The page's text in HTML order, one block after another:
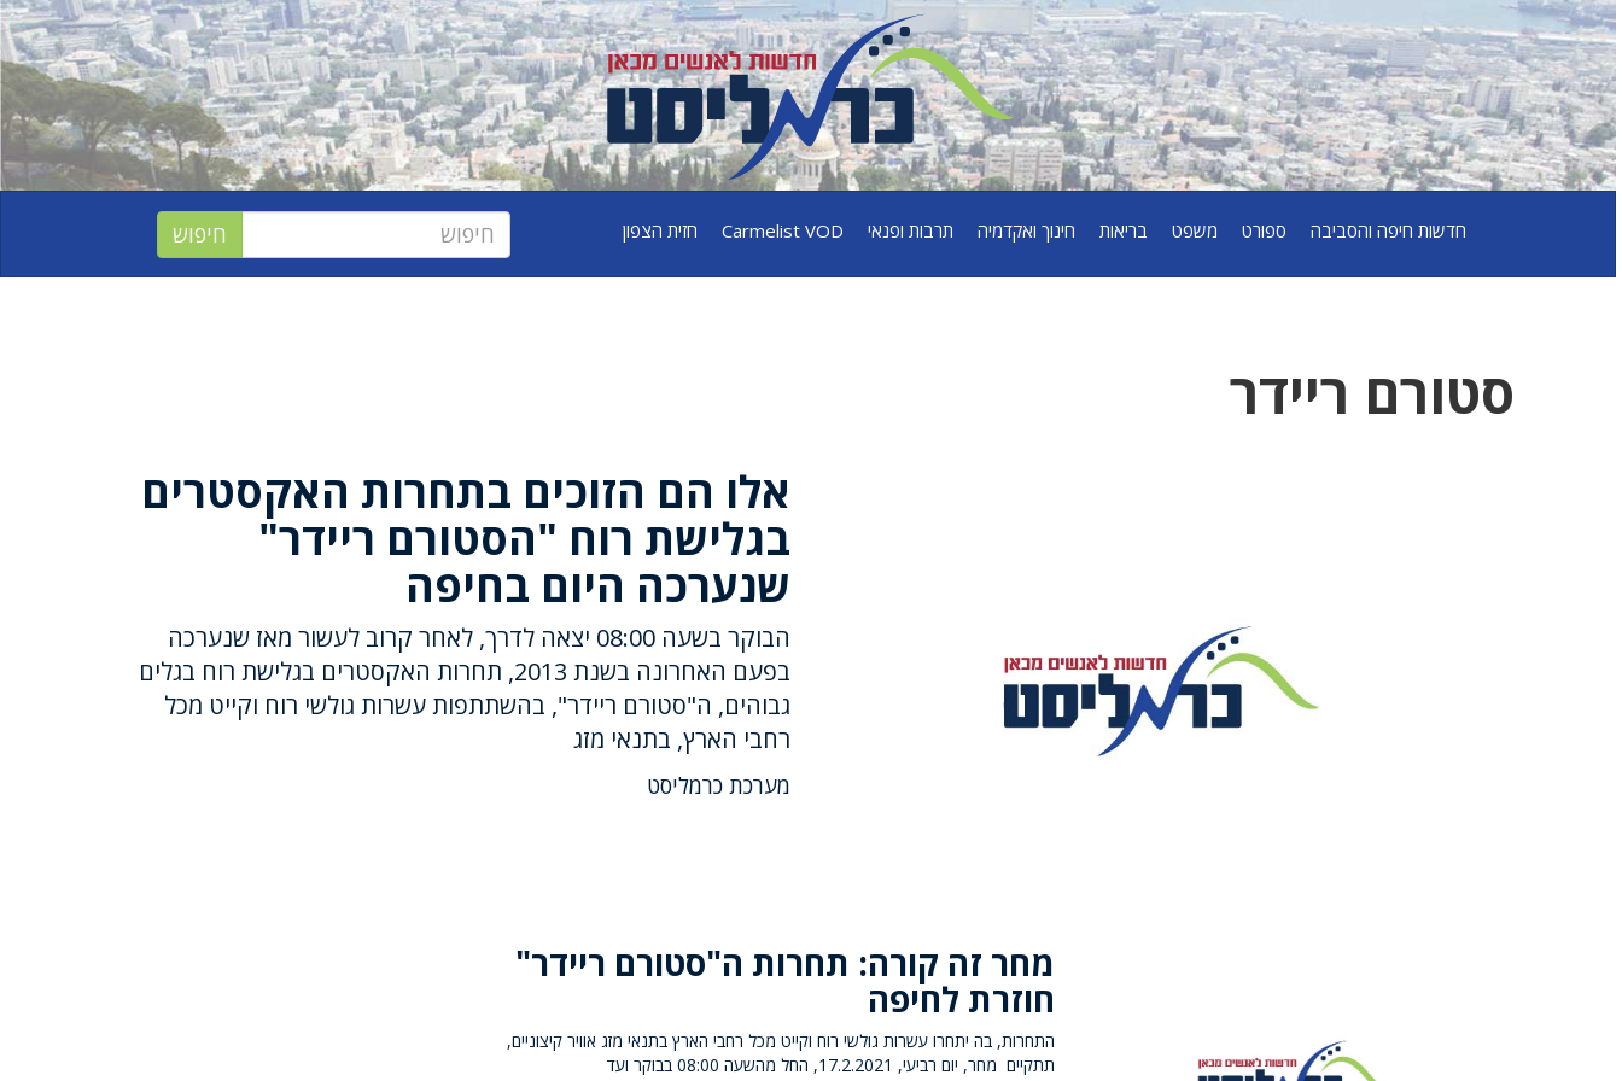
חדשות חיפה והסביבה ספורט משפט בריאות חינוך ואקדמיה תרבות ופנאי Carmelist VOD חזית הצפון
סטורם ריידר
אלו הם הזוכים בתחרות האקסטרים
בגלישת רוח "הסטורם ריידר"
שנערכה היום בחיפה
הבוקר בשעה 08:00 יצאה לדרך, לאחר קרוב לעשור מאז שנערכה
בפעם האחרונה בשנת 2013, תחרות האקסטרים בגלישת רוח בגלים
גבוהים, ה"סטורם ריידר", בהשתתפות עשרות גולשי רוח וקייט מכל
רחבי הארץ, בתנאי מזג
מערכת כרמליסט
מחר זה קורה: תחרות ה"סטורם ריידר"
חוזרת לחיפה
התחרות, בה יתחרו עשרות גולשי רוח וקייט מכל רחבי הארץ בתנאי מזג אוויר קיצוניים,
תתקיים מחר, יום רביעי, 17.2.2021, החל מהשעה 08:00 בבוקר ועד